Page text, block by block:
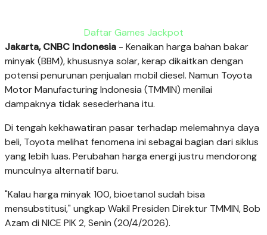
Daftar Games Jackpot
Jakarta, CNBC Indonesia - Kenaikan harga bahan bakar
minyak (BBM), khususnya solar, kerap dikaitkan dengan
potensi penurunan penjualan mobil diesel. Namun Toyota
Motor Manufacturing Indonesia (TMMIN) menilai
dampaknya tidak sesederhana itu.
Di tengah kekhawatiran pasar terhadap melemahnya daya
beli, Toyota melihat fenomena ini sebagai bagian dari siklus
yang lebih luas. Perubahan harga energi justru mendorong
munculnya alternatif baru.
"Kalau harga minyak 100, bioetanol sudah bisa
mensubstitusi," ungkap Wakil Presiden Direktur TMMIN, Bob
Azam di NICE PIK 2, Senin (20/4/2026).